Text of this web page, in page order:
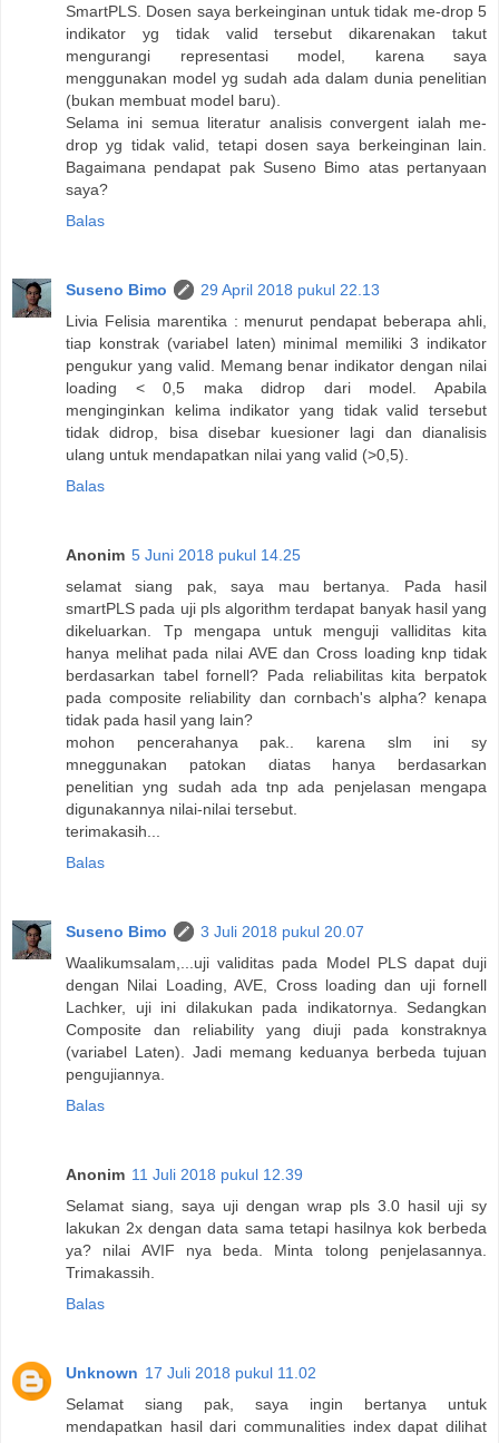
SmartPLS. Dosen saya berkeinginan untuk tidak me-drop 5
indikator yg tidak valid tersebut dikarenakan takut
mengurangi representasi model, karena saya
menggunakan model yg sudah ada dalam dunia penelitian
(bukan membuat model baru).
Selama ini semua literatur analisis convergent ialah me-
drop yg tidak valid, tetapi dosen saya berkeinginan lain.
Bagaimana pendapat pak Suseno Bimo atas pertanyaan
saya?
Balas
Suseno Bimo
29 April 2018 pukul 22.13
Livia Felisia marentika : menurut pendapat beberapa ahli,
tiap konstrak (variabel laten) minimal memiliki 3 indikator
pengukur yang valid. Memang benar indikator dengan nilai
loading < 0,5 maka didrop dari model. Apabila
menginginkan kelima indikator yang tidak valid tersebut
tidak didrop, bisa disebar kuesioner lagi dan dianalisis
ulang untuk mendapatkan nilai yang valid (>0,5).
Balas
Anonim 5 Juni 2018 pukul 14.25
selamat siang pak, saya mau bertanya. Pada hasil
smartPLS pada uji pls algorithm terdapat banyak hasil yang
dikeluarkan. Tp mengapa untuk menguji valliditas kita
hanya melihat pada nilai AVE dan Cross loading knp tidak
berdasarkan tabel fornell? Pada reliabilitas kita berpatok
pada composite reliability dan cornbach's alpha? kenapa
tidak pada hasil yang lain?
mohon pencerahanya pak.. karena slm ini sy
mneggunakan patokan diatas hanya berdasarkan
penelitian yng sudah ada tnp ada penjelasan mengapa
digunakannya nilai-nilai tersebut.
terimakasih...
Balas
Suseno Bimo
3 Juli 2018 pukul 20.07
Waalikumsalam,...uji validitas pada Model PLS dapat duji
dengan Nilai Loading, AVE, Cross loading dan uji fornell
Lachker, uji ini dilakukan pada indikatornya. Sedangkan
Composite dan reliability yang diuji pada konstraknya
(variabel Laten). Jadi memang keduanya berbeda tujuan
pengujiannya.
Balas
Anonim 11 Juli 2018 pukul 12.39
Selamat siang, saya uji dengan wrap pls 3.0 hasil uji sy
lakukan 2x dengan data sama tetapi hasilnya kok berbeda
ya? nilai AVIF nya beda. Minta tolong penjelasannya.
Trimakassih.
Balas
Unknown 17 Juli 2018 pukul 11.02
Selamat siang pak, saya ingin bertanya untuk
mendapatkan hasil dari communalities index dapat dilihat